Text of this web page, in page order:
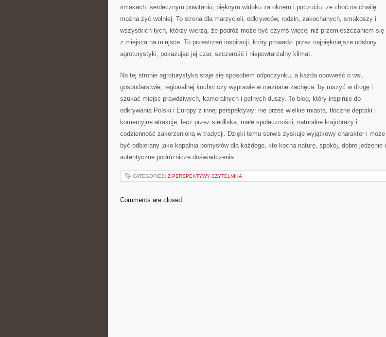
smakach, serdecznym powitaniu, pięknym widoku za oknem i poczuciu, że choć na chwilę
można żyć wolniej. To strona dla marzycieli, odkrywców, rodzin, zakochanych, smakoszy i
wszystkich tych, którzy wierzą, że podróż może być czymś więcej niż przemieszczaniem się
z miejsca na miejsce. To przestrzeń inspiracji, który prowadzi przez najpiękniejsze odsłony
agroturystyki, pokazując jej czar, szczerość i niepowtarzalny klimat.
Na tej stronie agroturystyka staje się sposobem odpoczynku, a każda opowieść o wsi,
gospodarstwie, regionalnej kuchni czy wyprawie w nieznane zachęca, by ruszyć w drogę i
szukać miejsc prawdziwych, kameralnych i pełnych duszy. To blog, który inspiruje do
odkrywania Polski i Europy z innej perspektywy: nie przez wielkie miasta, tłoczne deptaki i
komercyjne atrakcje, lecz przez siedliska, małe społeczności, naturalne krajobrazy i
codzienność zakorzenioną w tradycji. Dzięki temu serwis zyskuje wyjątkowy charakter i może
być odbierany jako kopalnia pomysłów dla każdego, kto kocha naturę, spokój, dobre jedzenie i
autentyczne podróżnicze doświadczenia.
CATEGORIES: Z PERSPEKTYWY CZYTELNIKA
Comments are closed.